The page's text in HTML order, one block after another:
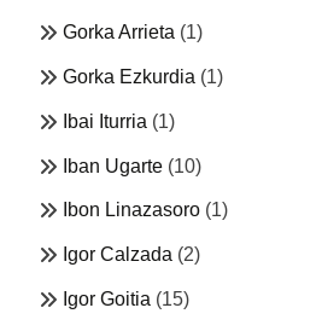
Gorka Arrieta (1)
Gorka Ezkurdia (1)
Ibai Iturria (1)
Iban Ugarte (10)
Ibon Linazasoro (1)
Igor Calzada (2)
Igor Goitia (15)